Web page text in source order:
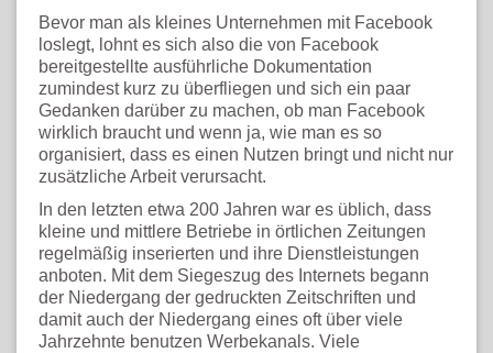
Bevor man als kleines Unternehmen mit Facebook
loslegt, lohnt es sich also die von Facebook
bereitgestellte ausführliche Dokumentation
zumindest kurz zu überfliegen und sich ein paar
Gedanken darüber zu machen, ob man Facebook
wirklich braucht und wenn ja, wie man es so
organisiert, dass es einen Nutzen bringt und nicht nur
zusätzliche Arbeit verursacht.
In den letzten etwa 200 Jahren war es üblich, dass
kleine und mittlere Betriebe in örtlichen Zeitungen
regelmäßig inserierten und ihre Dienstleistungen
anboten. Mit dem Siegeszug des Internets begann
der Niedergang der gedruckten Zeitschriften und
damit auch der Niedergang eines oft über viele
Jahrzehnte benutzen Werbekanals. Viele